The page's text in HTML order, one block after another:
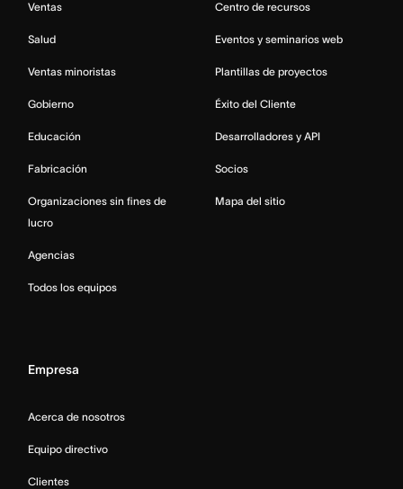
Ventas
Salud
Ventas minoristas
Gobierno
Educación
Fabricación
Organizaciones sin fines de
lucro
Agencias
Todos los equipos
Centro de recursos
Eventos y seminarios web
Plantillas de proyectos
Éxito del Cliente
Desarrolladores y API
Socios
Mapa del sitio
Empresa
Acerca de nosotros
Equipo directivo
Clientes